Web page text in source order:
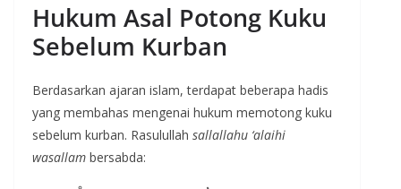
Hukum Asal Potong Kuku
Sebelum Kurban
Berdasarkan ajaran islam, terdapat beberapa hadis
yang membahas mengenai hukum memotong kuku
sebelum kurban. Rasulullah sallallahu ‘alaihi
wasallam bersabda: